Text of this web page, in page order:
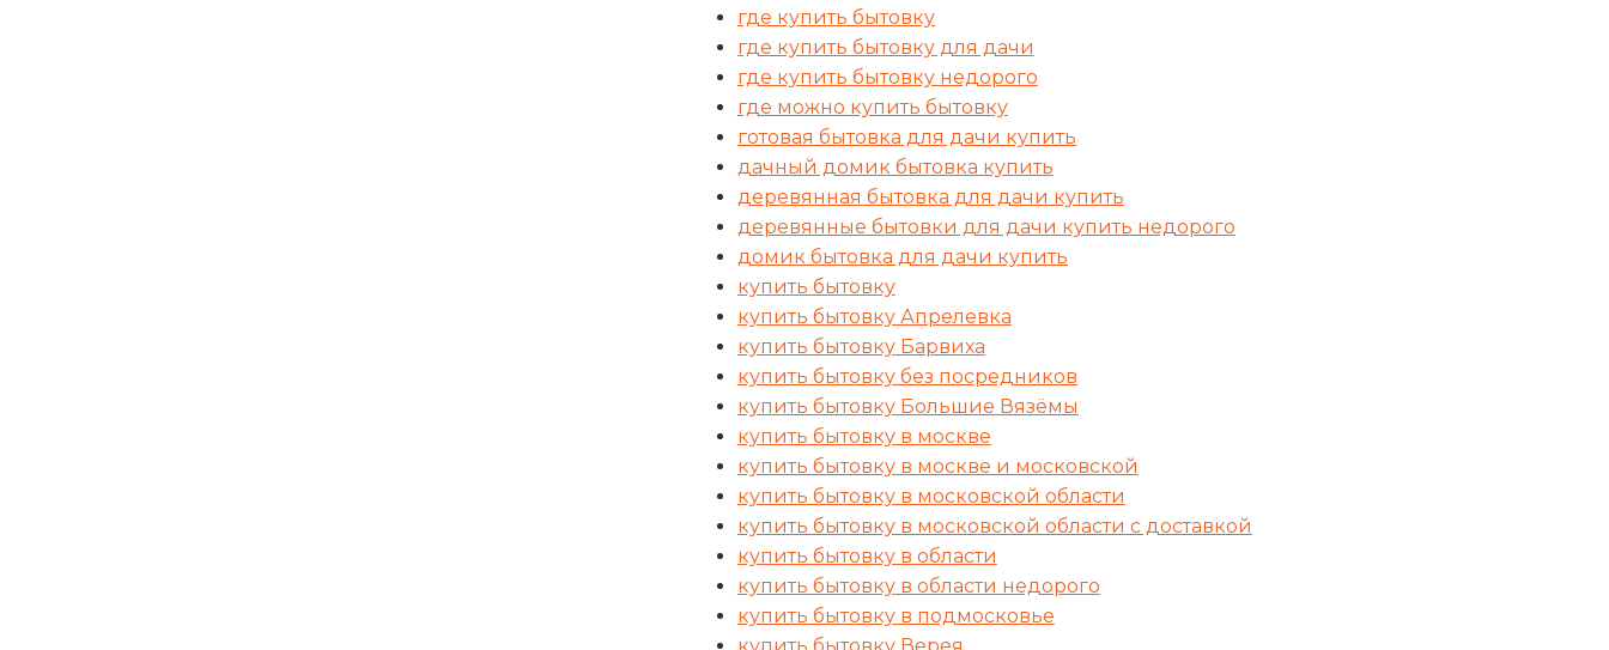
где купить бытовку
где купить бытовку для дачи
где купить бытовку недорого
где можно купить бытовку
готовая бытовка для дачи купить
дачный домик бытовка купить
деревянная бытовка для дачи купить
деревянные бытовки для дачи купить недорого
домик бытовка для дачи купить
купить бытовку
купить бытовку Апрелевка
купить бытовку Барвиха
купить бытовку без посредников
купить бытовку Большие Вязёмы
купить бытовку в москве
купить бытовку в москве и московской
купить бытовку в московской области
купить бытовку в московской области с доставкой
купить бытовку в области
купить бытовку в области недорого
купить бытовку в подмосковье